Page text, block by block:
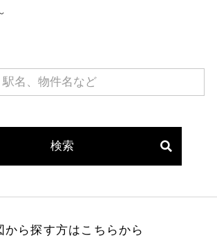
検索
から探す方はこちらから